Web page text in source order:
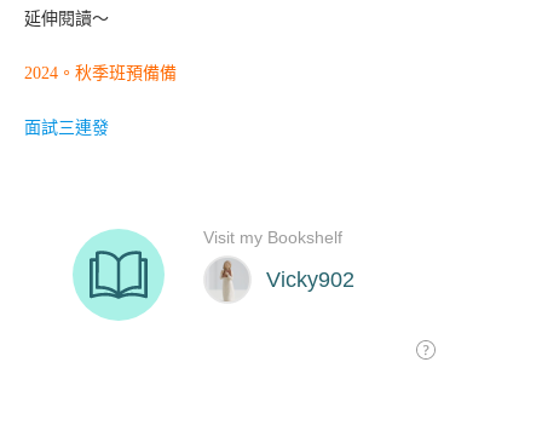
延伸閱讀～
2024。秋季班預備備
面試三連發